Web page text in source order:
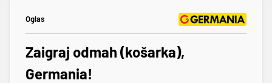
Oglas
Zaigraj odmah (košarka),
Germania!